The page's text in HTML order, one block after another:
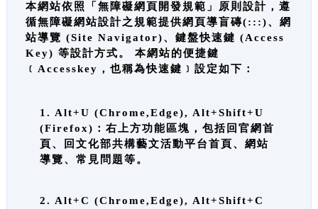
本網站依照「無障礙網頁開發規範」原則設計，遵
循無障礙網站設計之規範提供網頁導盲磚(:::)、網
站導覽 (Site Navigator)、鍵盤快速鍵 (Access
Key) 等設計方式。 本網站的便捷鍵
﹝Accesskey，也稱為快速鍵﹞設定如下：
1. Alt+U (Chrome,Edge), Alt+Shift+U
(Firefox)：右上方功能區塊，包括回官網首
頁、回文化部共構藝文活動平台首頁、網站
導覽、常見問題等。
2. Alt+C (Chrome,Edge), Alt+Shift+C